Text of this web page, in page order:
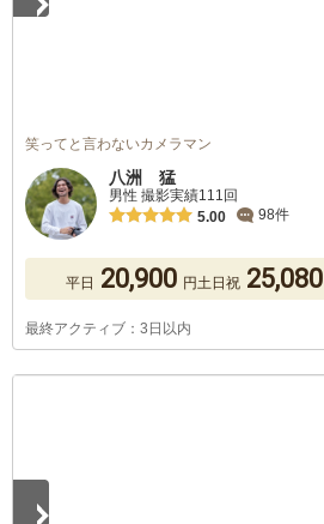
笑ってと言わないカメラマン
八洲 猛
男性 撮影実績111回
5.00
98件
平日 20,900 円土日祝 25,080
最終アクティブ：3日以内